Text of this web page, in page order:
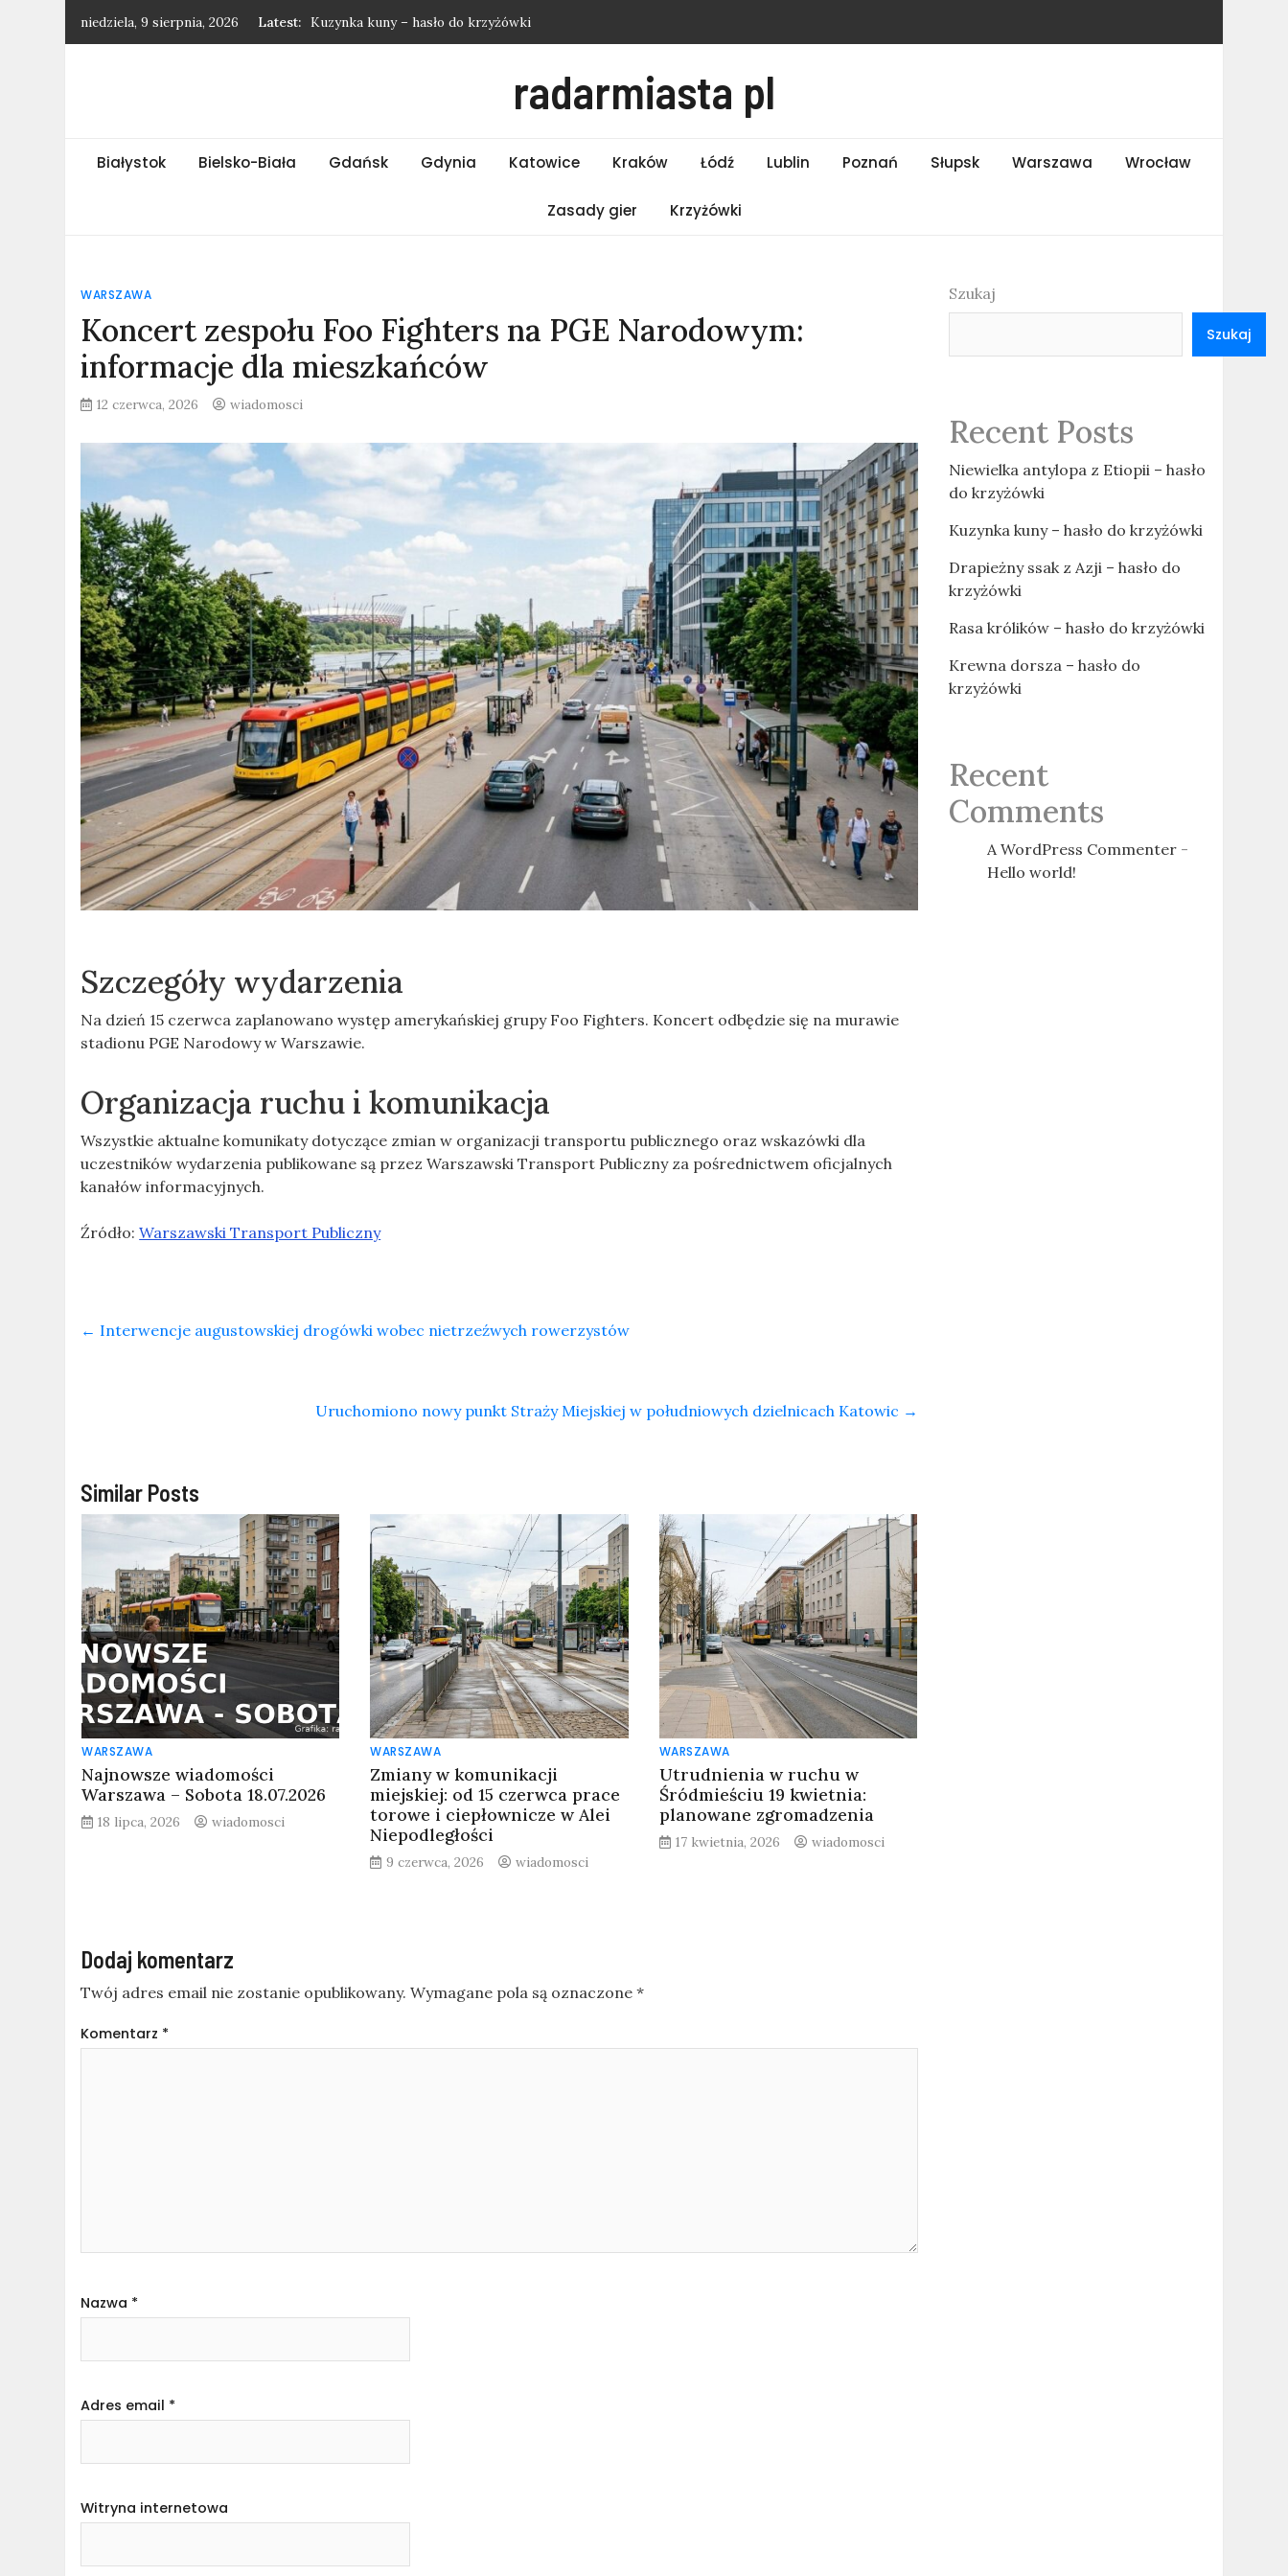
niedziela, 9 sierpnia, 2026 Latest: Kuzynka kuny – hasło do krzyżówki
Krewna dorsza – hasło do krzyżówkiradarmiasta pl
Białystok Bielsko-Biała Gdańsk Gdynia Katowice Kraków Łódź Lublin Poznań Słupsk Warszawa Wrocław
Zasady gier Krzyżówki
WARSZAWA
Koncert zespołu Foo Fighters na PGE Narodowym:
informacje dla mieszkańców
12 czerwca, 2026 wiadomosci
Szczegóły wydarzenia
Na dzień 15 czerwca zaplanowano występ amerykańskiej grupy Foo Fighters. Koncert odbędzie się na murawie
stadionu PGE Narodowy w Warszawie.
Organizacja ruchu i komunikacja
Wszystkie aktualne komunikaty dotyczące zmian w organizacji transportu publicznego oraz wskazówki dla
uczestników wydarzenia publikowane są przez Warszawski Transport Publiczny za pośrednictwem oficjalnych
kanałów informacyjnych.
Źródło:Warszawski Transport Publiczny
← Interwencje augustowskiej drogówki wobec nietrzeźwych rowerzystów
Uruchomiono nowy punkt Straży Miejskiej w południowych dzielnicach Katowic →
Similar Posts
WARSZAWA
Najnowsze wiadomości
Warszawa – Sobota 18.07.2026
18 lipca, 2026 wiadomosci
WARSZAWA
Zmiany w komunikacji
miejskiej: od 15 czerwca prace
torowe i ciepłownicze w Alei
Niepodległości
9 czerwca, 2026 wiadomosci
WARSZAWA
Utrudnienia w ruchu w
Śródmieściu 19 kwietnia:
planowane zgromadzenia
17 kwietnia, 2026 wiadomosci
Dodaj komentarz
Twój adres email nie zostanie opublikowany. Wymagane pola są oznaczone*
Komentarz *
Nazwa *
Adres email *
Witryna internetowa
Szukaj
Szukaj
Recent Posts
Niewielka antylopa z Etiopii – hasło
do krzyżówki
Kuzynka kuny – hasło do krzyżówki
Drapieżny ssak z Azji – hasło do
krzyżówki
Rasa królików – hasło do krzyżówki
Krewna dorsza – hasło do
krzyżówki
Recent
Comments
A WordPress Commenter-
Hello world!